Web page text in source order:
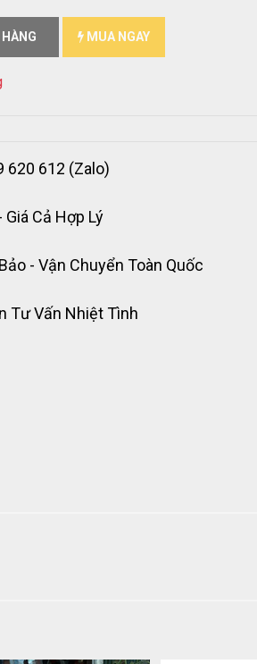
MUA NGAY
620 612 (Zalo)
Cả Hợp Lý
- Vận Chuyển Toàn Quốc
Tư Vấn Nhiệt Tình